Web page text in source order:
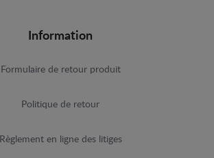
Information
Formulaire de retour produit
Politique de retour
Règlement en ligne des litiges